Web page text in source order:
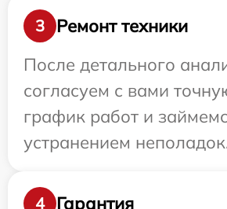
3
Ремонт техники
После детального
согласуем с вами
график работ и
устранением
4
Гарантия